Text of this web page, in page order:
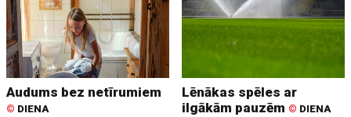
Audums bez netīrumiem
© DIENA
Lēnākas spēles ar
ilgākām pauzēm © DIENA